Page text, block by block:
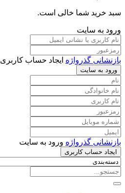
سبد خرید شما خالی است.
ورود به سایت
بازنشانی گذرواژه ایجاد حساب کاربری
ورود به سایت
بازنشانی گذرواژه ورود به سایت
ایجاد حساب کاربری